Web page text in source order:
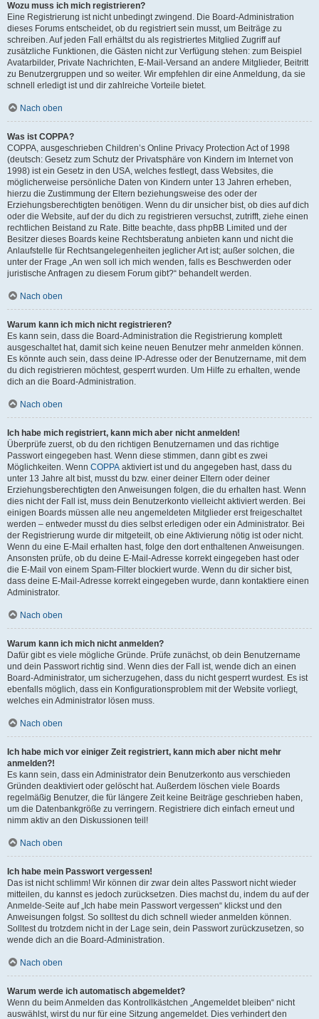
Wozu muss ich mich registrieren?
Eine Registrierung ist nicht unbedingt zwingend. Die Board-Administration
dieses Forums entscheidet, ob du registriert sein musst, um Beiträge zu
schreiben. Auf jeden Fall erhältst du als registriertes Mitglied Zugriff auf
zusätzliche Funktionen, die Gästen nicht zur Verfügung stehen: zum Beispiel
Avatarbilder, Private Nachrichten, E-Mail-Versand an andere Mitglieder, Beitritt
zu Benutzergruppen und so weiter. Wir empfehlen dir eine Anmeldung, da sie
schnell erledigt ist und dir zahlreiche Vorteile bietet.
Nach oben
Was ist COPPA?
COPPA, ausgeschrieben Children’s Online Privacy Protection Act of 1998
(deutsch: Gesetz zum Schutz der Privatsphäre von Kindern im Internet von
1998) ist ein Gesetz in den USA, welches festlegt, dass Websites, die
möglicherweise persönliche Daten von Kindern unter 13 Jahren erheben,
hierzu die Zustimmung der Eltern beziehungsweise des oder der
Erziehungsberechtigten benötigen. Wenn du dir unsicher bist, ob dies auf dich
oder die Website, auf der du dich zu registrieren versuchst, zutrifft, ziehe einen
rechtlichen Beistand zu Rate. Bitte beachte, dass phpBB Limited und der
Besitzer dieses Boards keine Rechtsberatung anbieten kann und nicht die
Anlaufstelle für Rechtsangelegenheiten jeglicher Art ist; außer solchen, die
unter der Frage „An wen soll ich mich wenden, falls es Beschwerden oder
juristische Anfragen zu diesem Forum gibt?“ behandelt werden.
Nach oben
Warum kann ich mich nicht registrieren?
Es kann sein, dass die Board-Administration die Registrierung komplett
ausgeschaltet hat, damit sich keine neuen Benutzer mehr anmelden können.
Es könnte auch sein, dass deine IP-Adresse oder der Benutzername, mit dem
du dich registrieren möchtest, gesperrt wurden. Um Hilfe zu erhalten, wende
dich an die Board-Administration.
Nach oben
Ich habe mich registriert, kann mich aber nicht anmelden!
Überprüfe zuerst, ob du den richtigen Benutzernamen und das richtige
Passwort eingegeben hast. Wenn diese stimmen, dann gibt es zwei
Möglichkeiten. Wenn COPPA aktiviert ist und du angegeben hast, dass du
unter 13 Jahre alt bist, musst du bzw. einer deiner Eltern oder deiner
Erziehungsberechtigten den Anweisungen folgen, die du erhalten hast. Wenn
dies nicht der Fall ist, muss dein Benutzerkonto vielleicht aktiviert werden. Bei
einigen Boards müssen alle neu angemeldeten Mitglieder erst freigeschaltet
werden – entweder musst du dies selbst erledigen oder ein Administrator. Bei
der Registrierung wurde dir mitgeteilt, ob eine Aktivierung nötig ist oder nicht.
Wenn du eine E-Mail erhalten hast, folge den dort enthaltenen Anweisungen.
Ansonsten prüfe, ob du deine E-Mail-Adresse korrekt eingegeben hast oder
die E-Mail von einem Spam-Filter blockiert wurde. Wenn du dir sicher bist,
dass deine E-Mail-Adresse korrekt eingegeben wurde, dann kontaktiere einen
Administrator.
Nach oben
Warum kann ich mich nicht anmelden?
Dafür gibt es viele mögliche Gründe. Prüfe zunächst, ob dein Benutzername
und dein Passwort richtig sind. Wenn dies der Fall ist, wende dich an einen
Board-Administrator, um sicherzugehen, dass du nicht gesperrt wurdest. Es ist
ebenfalls möglich, dass ein Konfigurationsproblem mit der Website vorliegt,
welches ein Administrator lösen muss.
Nach oben
Ich habe mich vor einiger Zeit registriert, kann mich aber nicht mehr
anmelden?!
Es kann sein, dass ein Administrator dein Benutzerkonto aus verschieden
Gründen deaktiviert oder gelöscht hat. Außerdem löschen viele Boards
regelmäßig Benutzer, die für längere Zeit keine Beiträge geschrieben haben,
um die Datenbankgröße zu verringern. Registriere dich einfach erneut und
nimm aktiv an den Diskussionen teil!
Nach oben
Ich habe mein Passwort vergessen!
Das ist nicht schlimm! Wir können dir zwar dein altes Passwort nicht wieder
mitteilen, du kannst es jedoch zurücksetzen. Dies machst du, indem du auf der
Anmelde-Seite auf „Ich habe mein Passwort vergessen“ klickst und den
Anweisungen folgst. So solltest du dich schnell wieder anmelden können.
Solltest du trotzdem nicht in der Lage sein, dein Passwort zurückzusetzen, so
wende dich an die Board-Administration.
Nach oben
Warum werde ich automatisch abgemeldet?
Wenn du beim Anmelden das Kontrollkästchen „Angemeldet bleiben“ nicht
auswählst, wirst du nur für eine Sitzung angemeldet. Dies verhindert den